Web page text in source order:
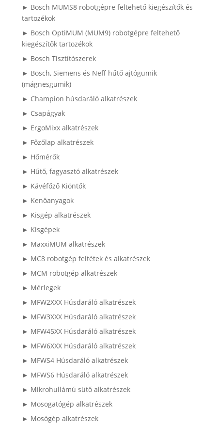
► Bosch MUMS8 robotgépre feltehető kiegészítők és
tartozékok
► Bosch OptiMUM (MUM9) robotgépre feltehető
kiegészítők tartozékok
► Bosch Tisztítószerek
► Bosch, Siemens és Neff hűtő ajtógumik
(mágnesgumik)
► Champion húsdaráló alkatrészek
► Csapágyak
► ErgoMixx alkatrészek
► Főzőlap alkatrészek
► Hőmérők
► Hűtő, fagyasztó alkatrészek
► Kávéfőző Kiöntők
► Kenőanyagok
► Kisgép alkatrészek
► Kisgépek
► MaxxiMUM alkatrészek
► MC8 robotgép feltétek és alkatrészek
► MCM robotgép alkatrészek
► Mérlegek
► MFW2XXX Húsdaráló alkatrészek
► MFW3XXX Húsdaráló alkatrészek
► MFW45XX Húsdaráló alkatrészek
► MFW6XXX Húsdaráló alkatrészek
► MFWS4 Húsdaráló alkatrészek
► MFWS6 Húsdaráló alkatrészek
► Mikrohullámú sütő alkatrészek
► Mosogatógép alkatrészek
► Mosógép alkatrészek